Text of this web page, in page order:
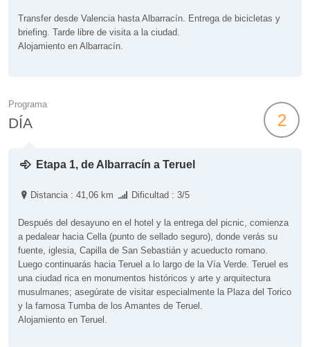
Transfer desde Valencia hasta Albarracín. Entrega de bicicletas y
briefing. Tarde libre de visita a la ciudad.
Alojamiento en Albarracín.
Programa
DÍA 2
Etapa 1, de Albarracín a Teruel
Distancia : 41,06 km Dificultad : 3/5
Después del desayuno en el hotel y la entrega del picnic, comienza
a pedalear hacia Cella (punto de sellado seguro), donde verás su
fuente, iglesia, Capilla de San Sebastián y acueducto romano.
Luego continuarás hacia Teruel a lo largo de la Vía Verde. Teruel es
una ciudad rica en monumentos históricos y arte y arquitectura
musulmanes; asegúrate de visitar especialmente la Plaza del Torico
y la famosa Tumba de los Amantes de Teruel.
Alojamiento en Teruel.